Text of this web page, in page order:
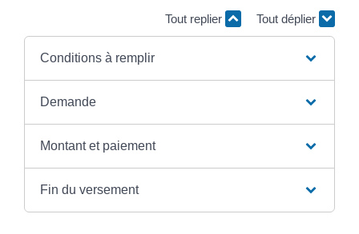
Tout replier Tout déplier
Conditions à remplir
Demande
Montant et paiement
Fin du versement